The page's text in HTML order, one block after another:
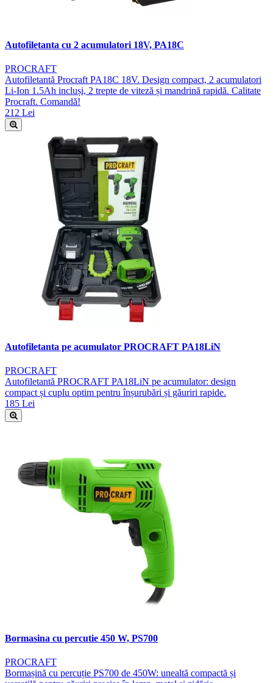
Autofiletanta cu 2 acumulatori 18V, PA18C
PROCRAFT
Autofiletantă Procraft PA18C 18V. Design compact, 2 acumulatori
Li-Ion 1.5Ah incluși, 2 trepte de viteză și mandrină rapidă. Calitate
Procraft. Comandă!
212 Lei
Autofiletanta pe acumulator PROCRAFT PA18LiN
PROCRAFT
Autofiletantă PROCRAFT PA18LiN pe acumulator: design
compact și cuplu optim pentru înșurubări și găuriri rapide.
185 Lei
Bormasina cu percutie 450 W, PS700
PROCRAFT
Bormașină cu percuție PS700 de 450W: unealtă compactă și